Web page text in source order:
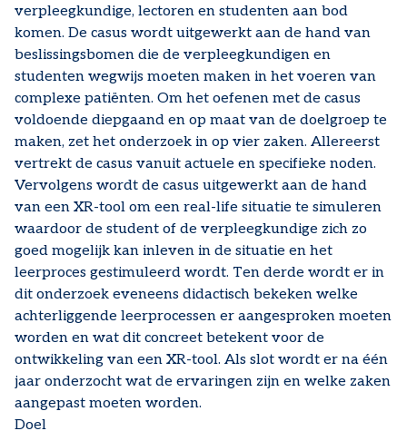
verpleegkundige, lectoren en studenten aan bod
komen. De casus wordt uitgewerkt aan de hand van
beslissingsbomen die de verpleegkundigen en
studenten wegwijs moeten maken in het voeren van
complexe patiënten. Om het oefenen met de casus
voldoende diepgaand en op maat van de doelgroep te
maken, zet het onderzoek in op vier zaken. Allereerst
vertrekt de casus vanuit actuele en specifieke noden.
Vervolgens wordt de casus uitgewerkt aan de hand
van een XR-tool om een real-life situatie te simuleren
waardoor de student of de verpleegkundige zich zo
goed mogelijk kan inleven in de situatie en het
leerproces gestimuleerd wordt. Ten derde wordt er in
dit onderzoek eveneens didactisch bekeken welke
achterliggende leerprocessen er aangesproken moeten
worden en wat dit concreet betekent voor de
ontwikkeling van een XR-tool. Als slot wordt er na één
jaar onderzocht wat de ervaringen zijn en welke zaken
aangepast moeten worden.
Doel